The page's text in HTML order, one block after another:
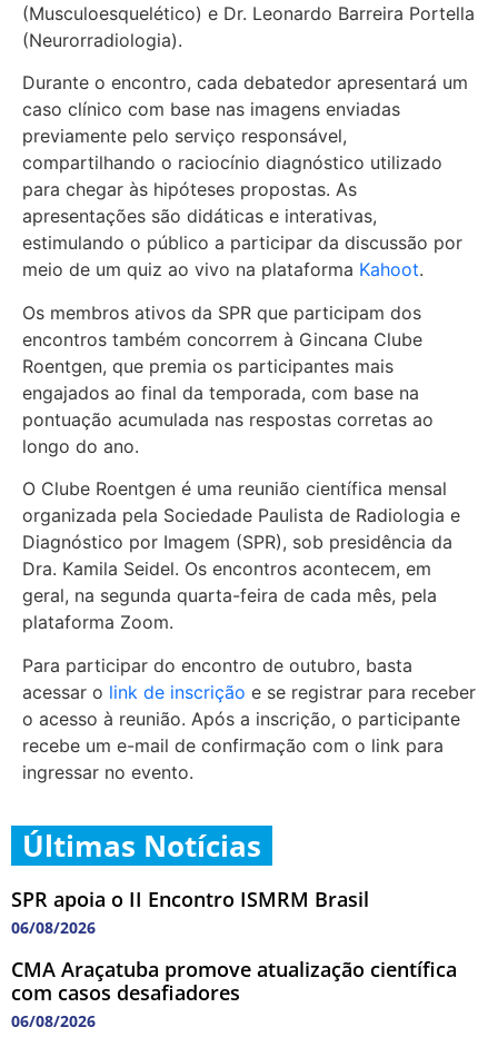
(Musculoesquelético) e Dr. Leonardo Barreira Portella
(Neurorradiologia).
Durante o encontro, cada debatedor apresentará um
caso clínico com base nas imagens enviadas
previamente pelo serviço responsável,
compartilhando o raciocínio diagnóstico utilizado
para chegar às hipóteses propostas. As
apresentações são didáticas e interativas,
estimulando o público a participar da discussão por
meio de um quiz ao vivo na plataforma Kahoot.
Os membros ativos da SPR que participam dos
encontros também concorrem à Gincana Clube
Roentgen, que premia os participantes mais
engajados ao final da temporada, com base na
pontuação acumulada nas respostas corretas ao
longo do ano.
O Clube Roentgen é uma reunião científica mensal
organizada pela Sociedade Paulista de Radiologia e
Diagnóstico por Imagem (SPR), sob presidência da
Dra. Kamila Seidel. Os encontros acontecem, em
geral, na segunda quarta-feira de cada mês, pela
plataforma Zoom.
Para participar do encontro de outubro, basta
acessar o link de inscrição e se registrar para receber
o acesso à reunião. Após a inscrição, o participante
recebe um e-mail de confirmação com o link para
ingressar no evento.
Últimas Notícias
SPR apoia o II Encontro ISMRM Brasil
06/08/2026
CMA Araçatuba promove atualização científica
com casos desafiadores
06/08/2026